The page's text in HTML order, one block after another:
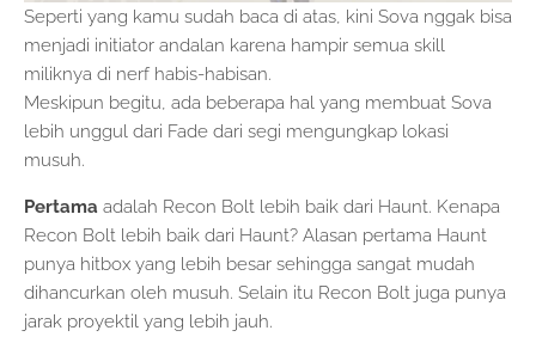
Seperti yang kamu sudah baca di atas, kini Sova nggak bisa
menjadi initiator andalan karena hampir semua skill
miliknya di nerf habis-habisan.
Meskipun begitu, ada beberapa hal yang membuat Sova
lebih unggul dari Fade dari segi mengungkap lokasi
musuh.
Pertama adalah Recon Bolt lebih baik dari Haunt. Kenapa
Recon Bolt lebih baik dari Haunt? Alasan pertama Haunt
punya hitbox yang lebih besar sehingga sangat mudah
dihancurkan oleh musuh. Selain itu Recon Bolt juga punya
jarak proyektil yang lebih jauh.